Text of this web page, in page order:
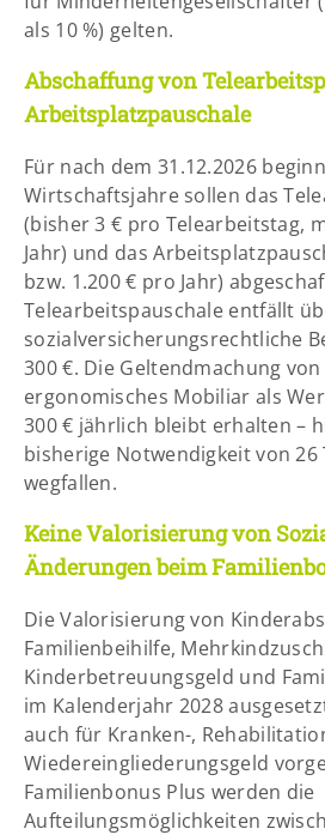
als 10 %) gelten.
Abschaffung von
Arbeitsplatzpauschale
Für nach dem 31.12.2026
Wirtschaftsjahre sollen das
(bisher 3 € pro Telearbeitstag,
Jahr) und das
bzw. 1.200 € pro Jahr)
Telearbeitspauschale entfällt
sozialversicherungsrechtliche
300 €. Die Geltendmachung
ergonomisches Mobiliar als
300 € jährlich bleibt erhalten –
bisherige Notwendigkeit von
wegfallen.
Keine Valorisierung von
Änderungen beim
Die Valorisierung von
Familienbeihilfe,
Kinderbetreuungsgeld und
im Kalenderjahr 2028
auch für Kranken-,
Wiedereingliederungsgeld
Familienbonus Plus werden die
Aufteilungsmöglichkeiten